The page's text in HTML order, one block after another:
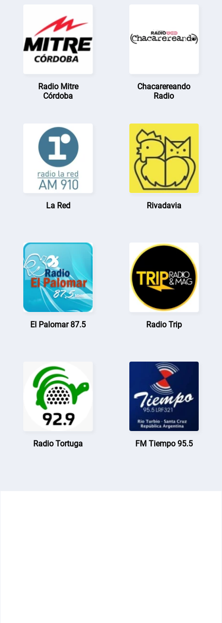
Radio Mitre
Córdoba
Chacarereando
Radio
La Red Rivadavia
El Palomar 87.5 Radio Trip
Radio Tortuga FM Tiempo 95.5